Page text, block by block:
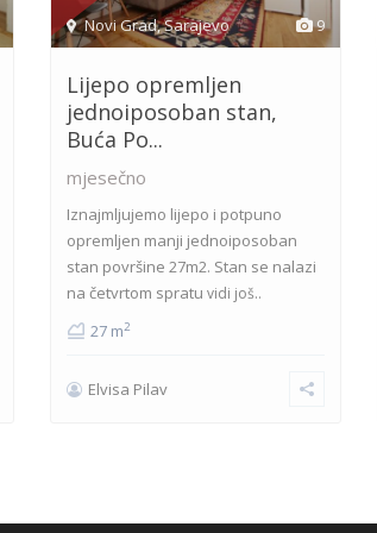
9
Novi Grad,Sarajevo
Lijepo opremljen
jednoiposoban stan,
Buća Po...
mjesečno
Iznajmljujemo lijepo i potpuno
opremljen manji jednoiposoban
stan površine 27m2. Stan se nalazi
na četvrtom spratu vidi još..
27 m2
Elvisa Pilav